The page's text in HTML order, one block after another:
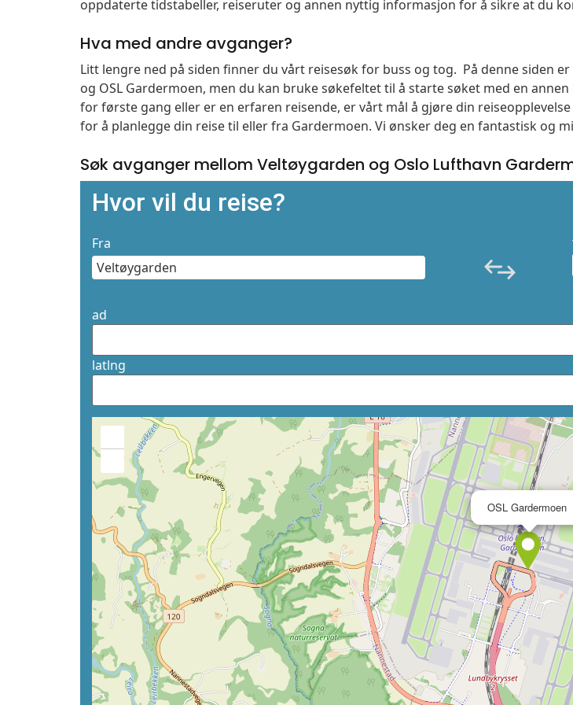
oppdaterte tidstabeller, reiseruter og annen nyttig informasjon for å sikre at du
Hva med andre avganger?
Litt lengre ned på siden finner du vårt reisesøk for buss og tog. På denne siden
og OSL Gardermoen, men du kan bruke søkefeltet til å starte søket med en
for første gang eller er en erfaren reisende, er vårt mål å gjøre din
for å planlegge din reise til eller fra Gardermoen. Vi ønsker deg en fantastisk og
Søk avganger mellom Veltøygarden og Oslo Lufthavn
Hvor vil du reise?
Fra
ad
latlng
OSL Gardermoen